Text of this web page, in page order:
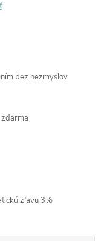
bez nezmyslov
zľavu 3%